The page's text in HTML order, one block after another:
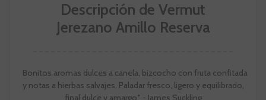
Descripción de Vermut
Jerezano Amillo Reserva
Bonitos aromas dulces a canela, bizcocho con fruta confitada
y notas a hierbas salvajes. Paladar fresco, ligero y equilibrado,